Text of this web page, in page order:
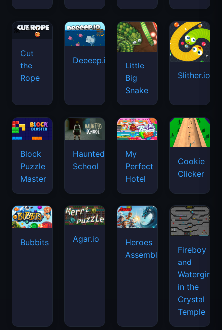
Cut
the
Rope
Deeeep.io
Little
Big
Snake
Slither.io
Block
Puzzle
Master
Haunted
School
My
Perfect
Hotel
Cookie
Clicker
Bubbits Agar.io
Heroes
Assemble
Fireboy
and
Watergirl
in the
Crystal
Temple